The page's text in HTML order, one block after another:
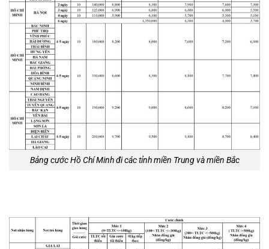
Bảng cước Hồ Chí Minh đi các tỉnh miền Trung và miền Bắc